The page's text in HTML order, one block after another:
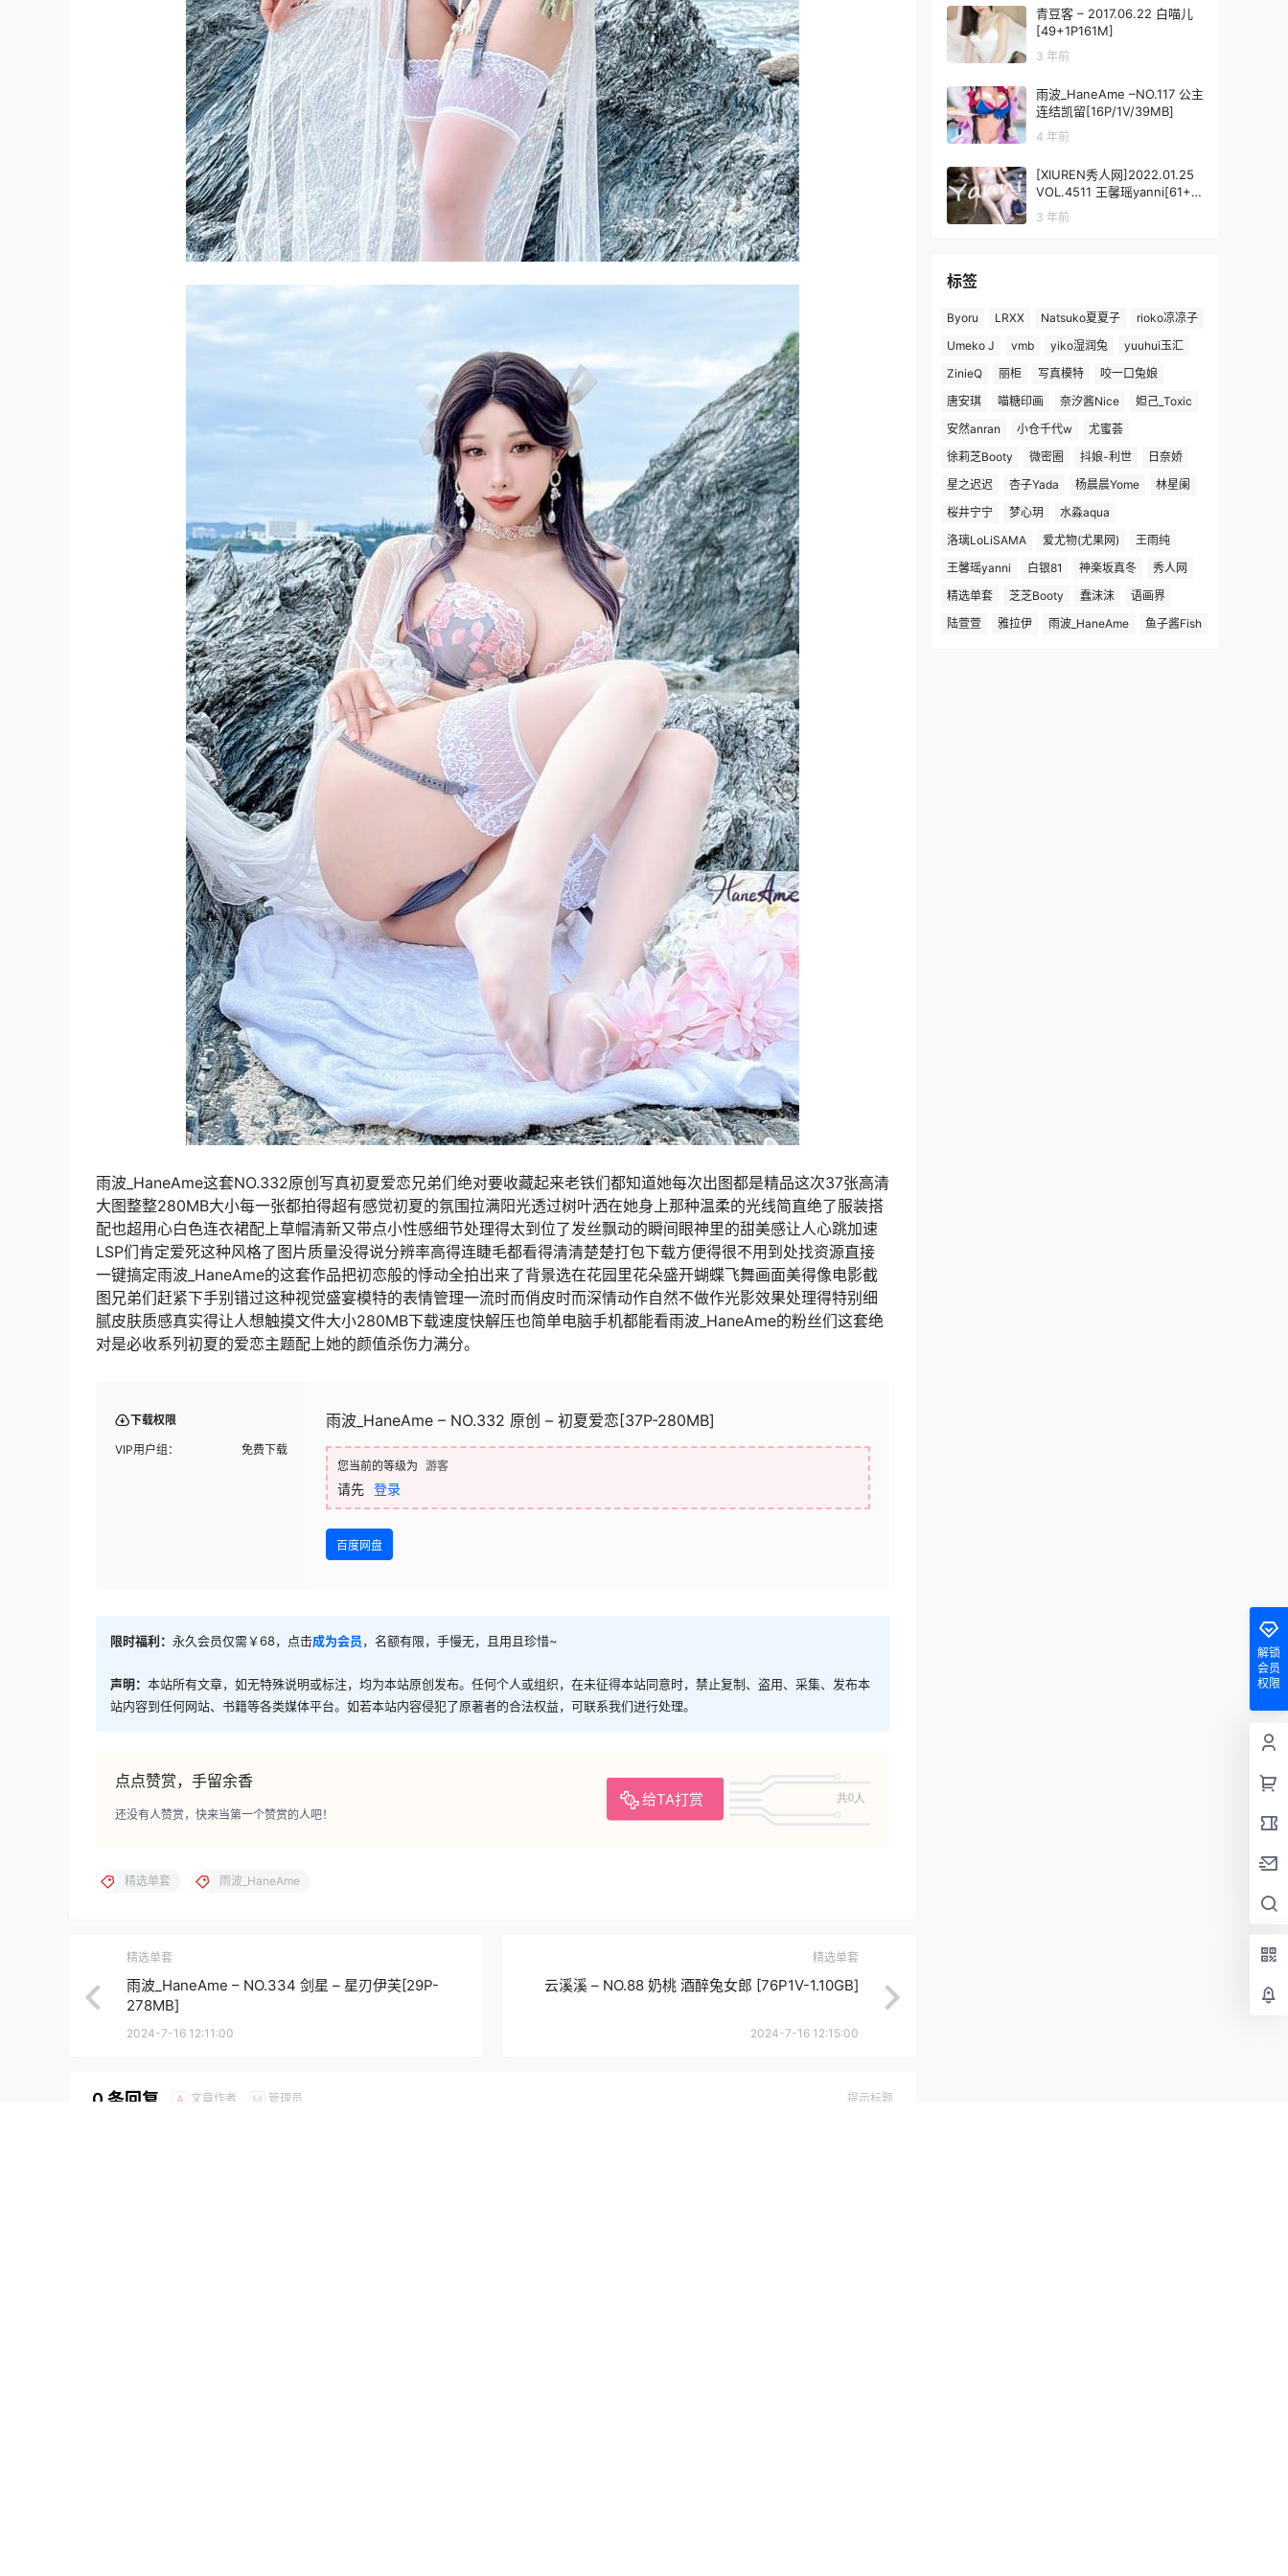
雨波_HaneAme这套NO.332原创写真初夏爱恋兄弟们绝对要收藏起来老铁们都知道她每次出图都是精品这次37张高清
大图整整280MB大小每一张都拍得超有感觉初夏的氛围拉满阳光透过树叶洒在她身上那种温柔的光线简直绝了服装搭
配也超用心白色连衣裙配上草帽清新又带点小性感细节处理得太到位了发丝飘动的瞬间眼神里的甜美感让人心跳加速
LSP们肯定爱死这种风格了图片质量没得说分辨率高得连睫毛都看得清清楚楚打包下载方便得很不用到处找资源直接
一键搞定雨波_HaneAme的这套作品把初恋般的悸动全拍出来了背景选在花园里花朵盛开蝴蝶飞舞画面美得像电影截
图兄弟们赶紧下手别错过这种视觉盛宴模特的表情管理一流时而俏皮时而深情动作自然不做作光影效果处理得特别细
腻皮肤质感真实得让人想触摸文件大小280MB下载速度快解压也简单电脑手机都能看雨波_HaneAme的粉丝们这套绝
对是必收系列初夏的爱恋主题配上她的颜值杀伤力满分。
下载权限
VIP用户组： 免费下载
雨波_HaneAme – NO.332 原创 – 初夏爱恋[37P-280MB]
您当前的等级为 游客
请先 登录
百度网盘
限时福利： 永久会员仅需￥68，点击成为会员，名额有限，手慢无，且用且珍惜~
声明： 本站所有文章，如无特殊说明或标注，均为本站原创发布。任何个人或组织，在未征得本站同意时，禁止复制、盗用、采集、发布本
站内容到任何网站、书籍等各类媒体平台。如若本站内容侵犯了原著者的合法权益，可联系我们进行处理。
点点赞赏，手留余香
给TA打赏 共0人
还没有人赞赏，快来当第一个赞赏的人吧！
精选单套 雨波_HaneAme
精选单套
雨波_HaneAme – NO.334 剑星 – 星刃伊芙[29P-
278MB]
2024-7-16 12:11:00
精选单套
云溪溪 – NO.88 奶桃 酒醉兔女郎 [76P1V-1.10GB]
2024-7-16 12:15:00
0 条回复 A 文章作者 M 管理员 提示标题
青豆客 – 2017.06.22 白喵儿
[49+1P161M]
3 年前
雨波_HaneAme –NO.117 公主
连结凯留[16P/1V/39MB]
4 年前
[XIUREN秀人网]2022.01.25
VOL.4511 王馨瑶yanni[61+1
P／572MB]
3 年前
标签
Byoru LRXX Natsuko夏夏子
rioko凉凉子
Umeko J
vmb yiko湿润兔
yuuhui玉汇
ZinieQ
丽柜 写真模特
咬一口兔娘
唐安琪
喵糖印画 奈汐酱Nice
妲己_Toxic
安然anran
小仓千代w
尤蜜荟
徐莉芝Booty
微密圈 抖娘-利世
日奈娇
星之迟迟
杏子Yada 杨晨晨Yome
林星阑
桜井宁宁
梦心玥
水淼aqua
洛璃LoLiSAMA
爱尤物(尤果网)
王雨纯
王馨瑶yanni
白银81 神楽坂真冬
秀人网
精选单套
芝芝Booty 蠢沫沫
语画界
陆萱萱
雅拉伊 雨波_HaneAme 鱼子酱Fish
解锁
会员
权限